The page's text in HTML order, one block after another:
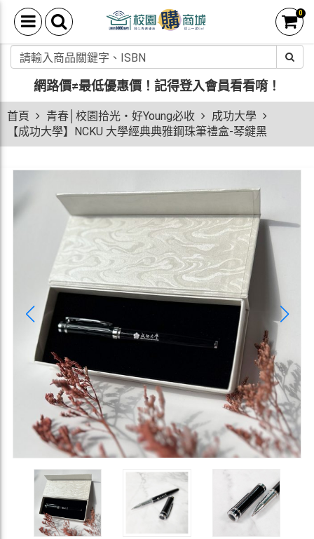
0
網路價≠最低優惠價！ 記得登入會員看看唷！
首頁 青春│校園拾光・好Young必收
成功大學
【成功大學】NCKU 大學經典典雅鋼珠筆禮盒-琴鍵黑